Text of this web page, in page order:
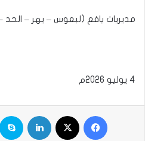
مديريات يافع (لبعوس – يهر –
4 يوليو 2026م